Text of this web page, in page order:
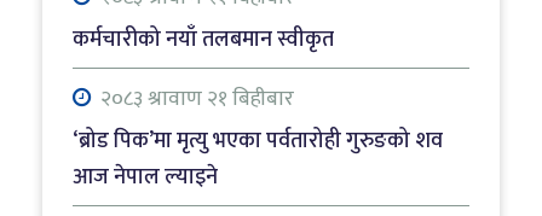
कर्मचारीको नयाँ तलबमान स्वीकृत
२०८३ श्रावाण २१ बिहीबार
‘ब्रोड पिक’मा मृत्यु भएका पर्वतारोही गुरुङको शव
आज नेपाल ल्याइने